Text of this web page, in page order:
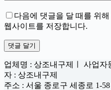
다음에 댓글을 달 때를 위
웹사이트를 저장합니다.
댓글 달기
업체명 : 상조내구제ㅣ 사업자
자 : 상조내구제
주소 : 서울 종로구 세종로 1-58